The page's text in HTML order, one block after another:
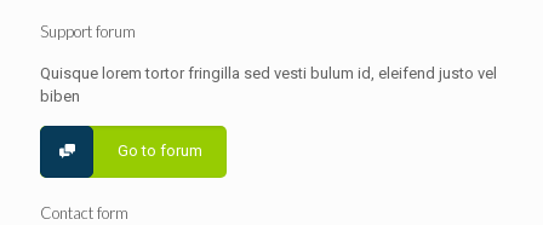
Support forum
Quisque lorem tortor fringilla sed vesti bulum id, eleifend justo vel
biben
Go to forum
Contact form